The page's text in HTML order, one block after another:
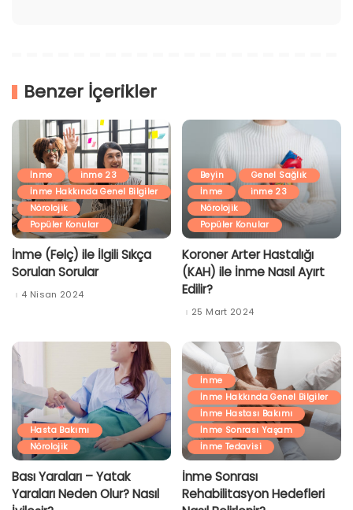
Benzer İçerikler
İnme
inme 23
İnme Hakkında Genel Bilgiler
Nörolojik
Popüler Konular
İnme (Felç) ile İlgili Sıkça
Sorulan Sorular
4 Nisan 2024
Beyin
Genel Sağlık
İnme
inme 23
Nörolojik
Popüler Konular
Koroner Arter Hastalığı
(KAH) ile İnme Nasıl Ayırt
Edilir?
25 Mart 2024
Hasta Bakımı
Nörolojik
Bası Yaraları – Yatak
Yaraları Neden Olur? Nasıl
İnme
İnme Hakkında Genel Bilgiler
İnme Hastası Bakımı
İnme Sonrası Yaşam
İnme Tedavisi
İnme Sonrası
Rehabilitasyon Hedefleri